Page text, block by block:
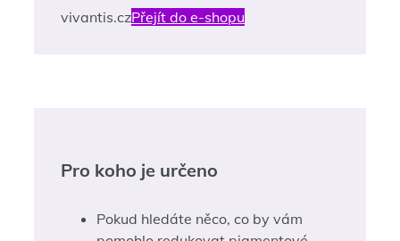
vivantis.czPřejít do e-shopu
Pro koho je určeno
Pokud hledáte něco, co by vám